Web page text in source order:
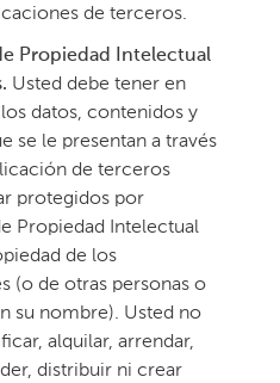
de terceros.
Propiedad Intelectual
Usted debe tener en
datos, contenidos y
se le presentan a través
de terceros
protegidos por
Propiedad Intelectual
de los
(o de otras personas o
su nombre). Usted no
alquilar, arrendar,
distribuir ni crear